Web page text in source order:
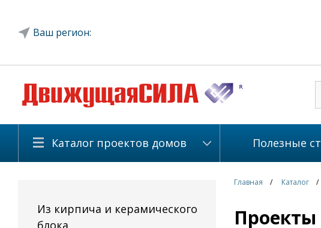
Ваш регион:
Каталог проектов домов Полезные
Из кирпича и керамического
блока
Главная Каталог